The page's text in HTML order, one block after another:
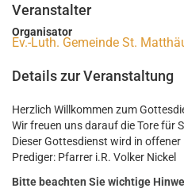
Veranstalter
Organisator
Ev.-Luth. Gemeinde St.
Details zur Veranstaltung
Herzlich Willkommen zum
Wir freuen uns darauf die Tore für
Dieser Gottesdienst wird in
Prediger: Pfarrer i.R. Volker Nickel
Bitte beachten Sie wichtige